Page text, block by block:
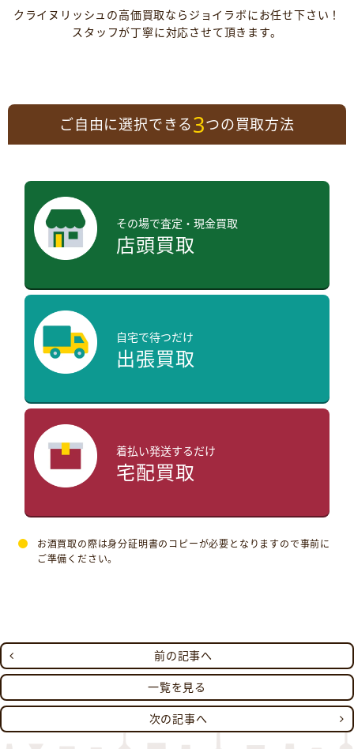
クライヌリッシュの高価買取ならジョイラボにお任せ下さい！
スタッフが丁寧に対応させて頂きます。
ご自由に選択できる3つの買取方法
その場で査定・現金買取
店頭買取
自宅で待つだけ
出張買取
着払い発送するだけ
宅配買取
お酒買取の際は身分証明書のコピーが必要となりますので事前に
ご準備ください。
前の記事へ
一覧を見る
次の記事へ